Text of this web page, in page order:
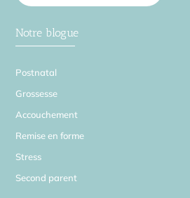
Notre blogue
Postnatal
Grossesse
Accouchement
Remise en forme
Stress
Second parent